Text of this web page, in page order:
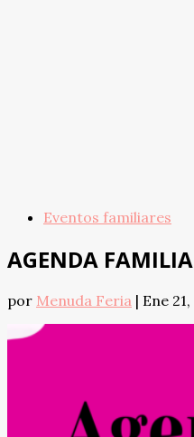
Eventos familiares
AGENDA
por Menuda Feria | Ene